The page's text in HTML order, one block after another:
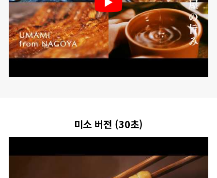
미소 버전 (30초)